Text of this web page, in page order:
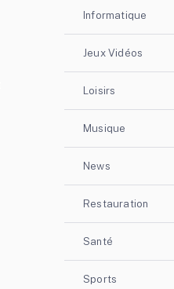
Informatique
Jeux Vidéos
Loisirs
Musique
News
Restauration
Santé
Sports